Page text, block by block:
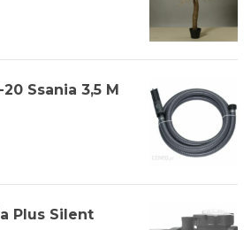
Ssania 3,5 M
Plus Silent